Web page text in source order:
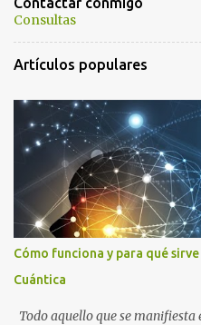
a
r
i
s
Consultas
Artículos populares
Cómo funciona y para qué
Cuántica
Todo aquello que se manifiesta